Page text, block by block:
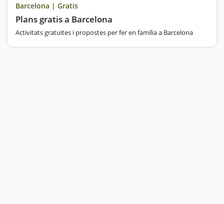
Barcelona | Gratis
Plans gratis a Barcelona
Activitats gratuïtes i propostes per fer en família a Barcelona